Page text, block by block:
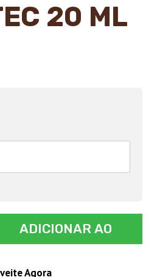
20 ML
ADICIONAR AO
Agora